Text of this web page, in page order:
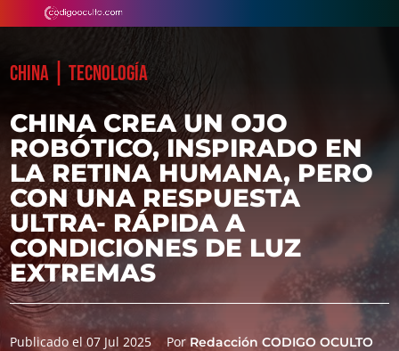
CHINA |TECNOLOGÍA
CHINA CREA UN OJO
ROBÓTICO, INSPIRADO EN
LA RETINA HUMANA, PERO
CON UNA RESPUESTA
ULTRA- RÁPIDA A
CONDICIONES DE LUZ
EXTREMAS
Publicado el 07 Jul 2025 Por Redacción CODIGO OCULTO